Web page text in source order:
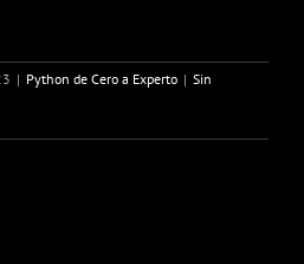
| Python de Cero a Experto | Sin